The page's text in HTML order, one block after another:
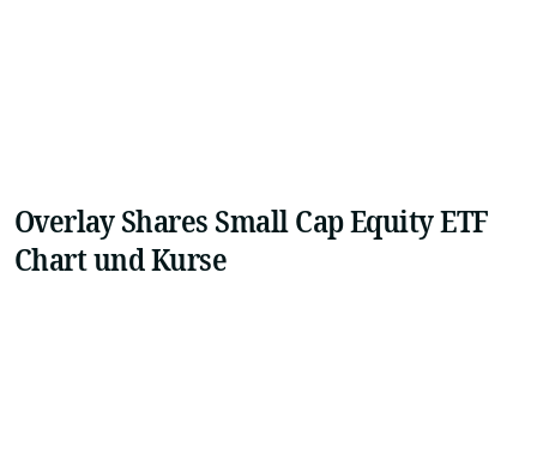
Overlay Shares Small Cap Equity ETF
Chart und Kurse